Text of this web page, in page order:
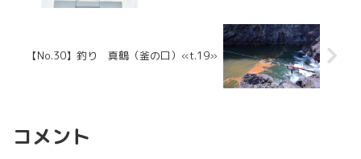
【No.30】釣り 真鶴（釜の口）«t.19»
コメント